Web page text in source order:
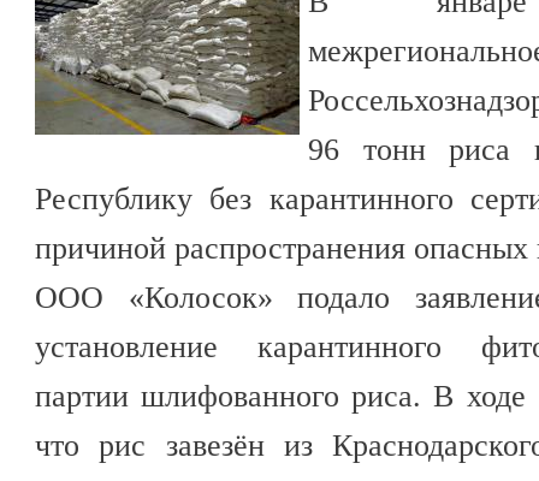
96 тонн риса
Республику без карантинного
причиной распространения
ООО «Колосок» подало
установление карантинного
партии шлифованного риса. В ходе
что рис завезён из